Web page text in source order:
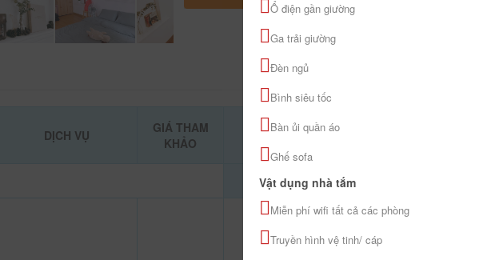
DỊCH VỤ
GIÁ THAM
KHẢO
ĐẶT PHÒNG
Ổ điện gần giường
Ga trải giường
Đèn ngủ
Bình siêu tốc
Bàn ủi quần áo
Ghế sofa
Vật dụng nhà tắm
Miễn phí wifi tất cả các phòng
Truyền hình vệ tinh/ cáp